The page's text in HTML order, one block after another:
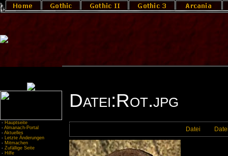
- Hauptseite
- Almanach-Portal
- Aktuelles
- Letzte Änderungen
- Mitmachen
- Zufällige Seite
- Hilfe
Datei:Rot.jpg
Datei